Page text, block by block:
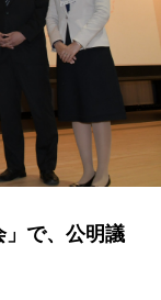
」で、公明議